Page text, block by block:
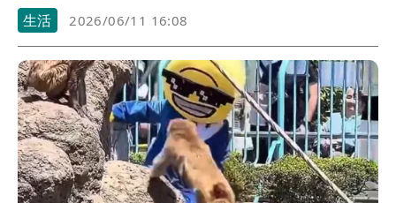
生活
2026/06/11 16:08